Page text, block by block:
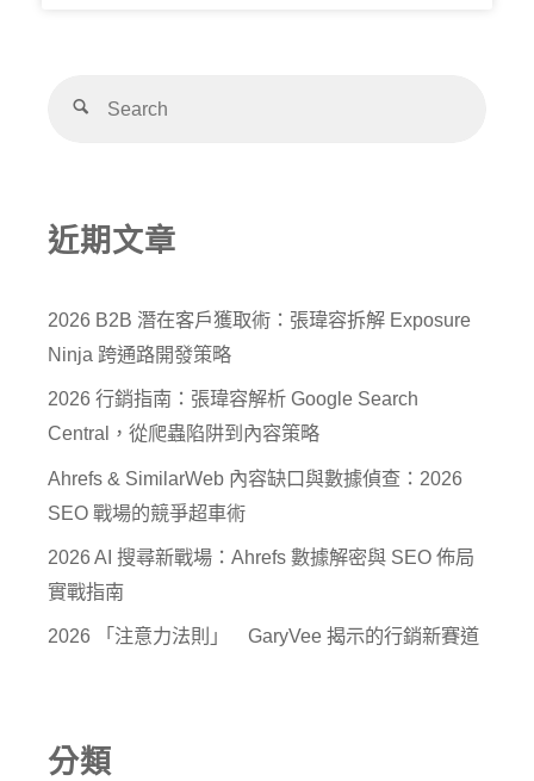
近期文章
2026 B2B 潛在客戶獲取術：張瑋容拆解 Exposure
Ninja 跨通路開發策略
2026 行銷指南：張瑋容解析 Google Search
Central，從爬蟲陷阱到內容策略
Ahrefs & SimilarWeb 內容缺口與數據偵查：2026
SEO 戰場的競爭超車術
2026 AI 搜尋新戰場：Ahrefs 數據解密與 SEO 佈局
實戰指南
2026 「注意力法則」 GaryVee 揭示的行銷新賽道
分類